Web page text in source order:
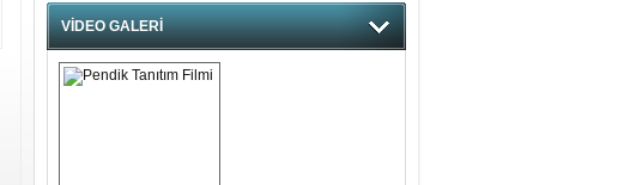
Fatma Saçak Akbulut
SANAL KERHANE!
VİDEO GALERİ